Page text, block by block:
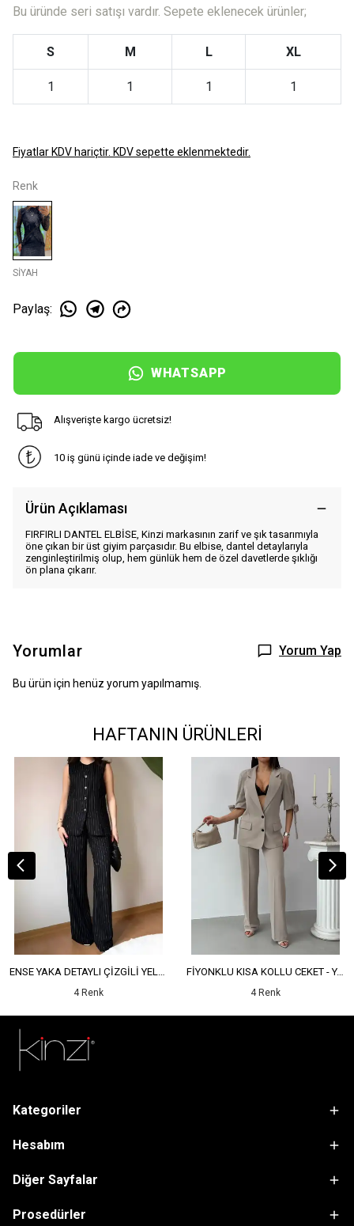
Bu üründe seri satışı vardır. Sepete eklenecek ürünler;
S M L XL
1 1 1 1
Fiyatlar KDV hariçtir. KDV sepette eklenmektedir.
Renk
SİYAH
Paylaş:
WHATSAPP
Alışverişte kargo ücretsiz!
10 iş günü içinde iade ve değişim!
Ürün Açıklaması
FIRFIRLI DANTEL ELBİSE, Kinzi markasının zarif ve şık tasarımıyla
öne çıkan bir üst giyim parçasıdır. Bu elbise, dantel detaylarıyla
zenginleştirilmiş olup, hem günlük hem de özel davetlerde şıklığı
ön plana çıkarır.
Yorumlar Yorum Yap
Bu ürün için henüz yorum yapılmamış.
HAFTANIN ÜRÜNLERİ
ENSE YAKA DETAYLI ÇİZGİLİ YELEK - YÜKSEK BEL DETAYLI ÇİZGİLİ PANTOLON
4 Renk
FİYONKLU KISA KOLLU CEKET - YÜKSEK BEL SALAŞ PANTOLON
4 Renk
Kategoriler
Hesabım
Diğer Sayfalar
Prosedürler